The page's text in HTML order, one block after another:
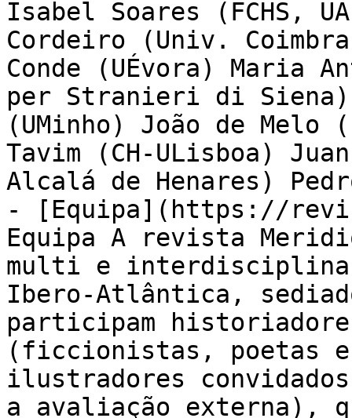
Isabel Soares (FCHS,
Cordeiro (Univ.
Conde (UÉvora) Maria
per Stranieri di Siena)
(UMinho) João de
Tavim (CH-ULisboa)
Alcalá de Henares)
- [Equipa](https://
Equipa A revista
multi e
Ibero-Atlântica,
participam
(ficcionistas, poetas
ilustradores
a avaliação externa),